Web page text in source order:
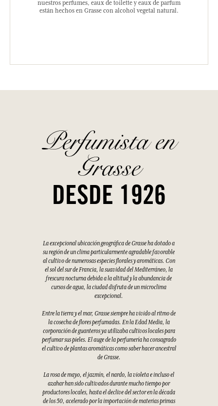
nuestros perfumes, eaux de toilette y eaux de parfum
están hechos en Grasse con alcohol vegetal natural.
Perfumista en
Grasse
DESDE 1926
La excepcional ubicación geográfica de Grasse ha dotado a
su región de un clima particularmente agradable favorable
al cultivo de numerosas especies florales y aromáticas. Con
el sol del sur de Francia, la suavidad del Mediterráneo, la
frescura nocturna debida a la altitud y la abundancia de
cursos de agua, la ciudad disfruta de un microclima
excepcional.
Entre la tierra y el mar, Grasse siempre ha vivido al ritmo de
la cosecha de flores perfumadas. En la Edad Media, la
corporación de guanteros ya utilizaba cultivos locales para
perfumar sus pieles. El auge de la perfumería ha consagrado
el cultivo de plantas aromáticas como saber hacer ancestral
de Grasse.
La rosa de mayo, el jazmín, el nardo, la violeta e incluso el
azahar han sido cultivados durante mucho tiempo por
productores locales, hasta el declive del sector en la década
de los 50, acelerado por la importación de materias primas